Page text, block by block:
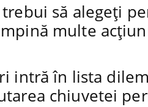
să alegeți
multe
intră în lista
chiuvetei